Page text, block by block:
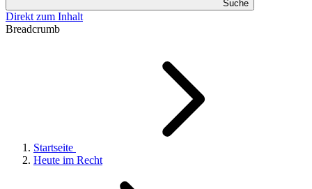
Suche
Direkt zum Inhalt
Breadcrumb
Startseite
Heute im Recht